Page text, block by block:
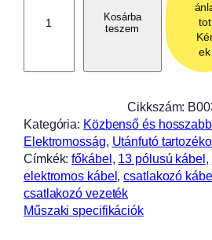
,
5
m
h
o
s
Kosárba
teszem
tot
ek
Cikkszám:
Kategória: Közbenső és
Elektromosság, Utánfutó
Címkék:főkábel, 13 pólusú kábel,
elektromos kábel, csatlakozó
csatlakozó vezeték
Műszaki specifikációk